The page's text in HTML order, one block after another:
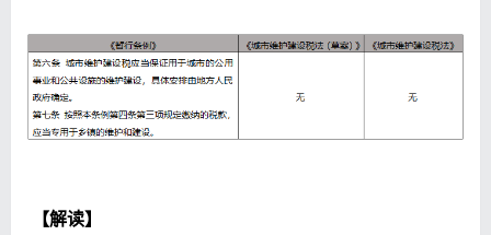
【解读】